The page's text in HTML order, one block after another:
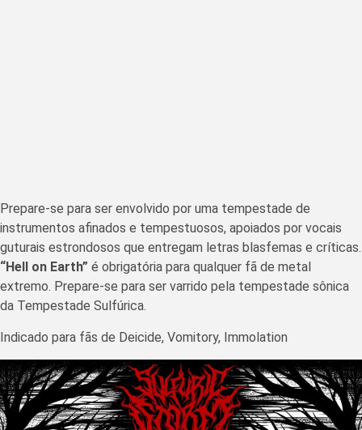
Prepare-se para ser envolvido por uma tempestade de
instrumentos afinados e tempestuosos, apoiados por vocais
guturais estrondosos que entregam letras blasfemas e críticas.
“Hell on Earth” é obrigatória para qualquer fã de metal
extremo. Prepare-se para ser varrido pela tempestade sônica
da Tempestade Sulfúrica.
Indicado para fãs de Deicide, Vomitory, Immolation